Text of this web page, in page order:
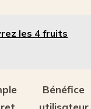
les 4 fruits
Bénéfice